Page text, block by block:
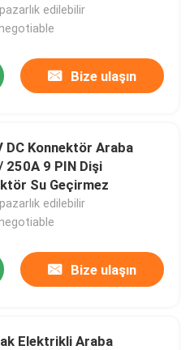
edilebilir
Bize ulaşın
DC Konnektör Araba
250A 9 PIN Dişi
Su Geçirmez
edilebilir
Bize ulaşın
Elektrikli Araba